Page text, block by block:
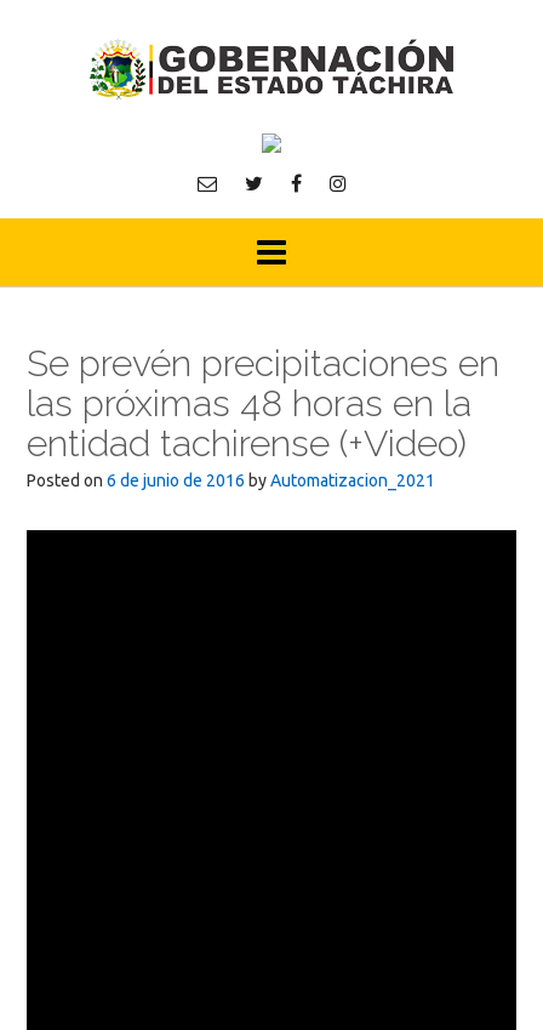
Se prevén precipitaciones en
las próximas 48 horas en la
entidad tachirense (+Video)
Posted on 6 de junio de 2016 byAutomatizacion_2021